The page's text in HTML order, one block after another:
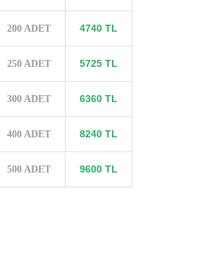
200 ADET 4740 TL
250 ADET 5725 TL
300 ADET 6360 TL
400 ADET 8240 TL
500 ADET 9600 TL